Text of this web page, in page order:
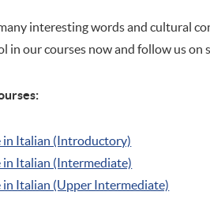
interesting words and cultural
in our courses now and follow us on
in Italian (Introductory)
Italian (Intermediate)
Italian (Upper Intermediate)